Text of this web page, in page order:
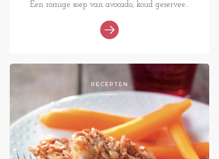
Een romige soep van avocado, koud geservee...
RECEPTEN